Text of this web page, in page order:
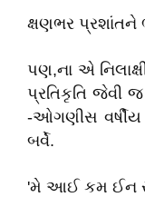
ક્ષણભર પ્રશાંતને
પણ,ના એ
પ્રતિકૃતિ જેવી
-ઓગણીસ વર્ષીય
બર્વે.
'મે આઈ કમ ઈન